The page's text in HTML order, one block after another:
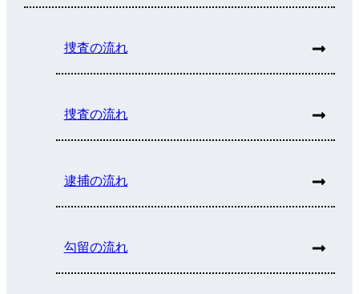
捜査の流れ
捜査の流れ
逮捕の流れ
勾留の流れ